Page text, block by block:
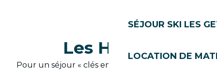
SÉJOUR SKI LES
LOCATION DE
Les Hôtels
Pour un séjour « clés en main » où le service est